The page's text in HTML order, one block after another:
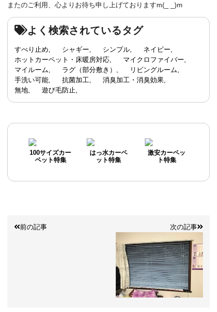
またのご利用、心よりお待ち申し上げておりますm(_ _)m
よく検索されているタグ
すべり止め シャギー シンプル
ネイビー
ホットカーペット・床暖房対応
マイクロファイバー
マイルーム
ラグ（部分敷き）
リビングルーム
手洗い可能
抗菌加工
消臭加工・消臭効果
無地
遊び毛防止
100サイズカー
ペット特集
はっ水カーペ
ット特集
激安カーペッ
ト特集
前の記事 次の記事